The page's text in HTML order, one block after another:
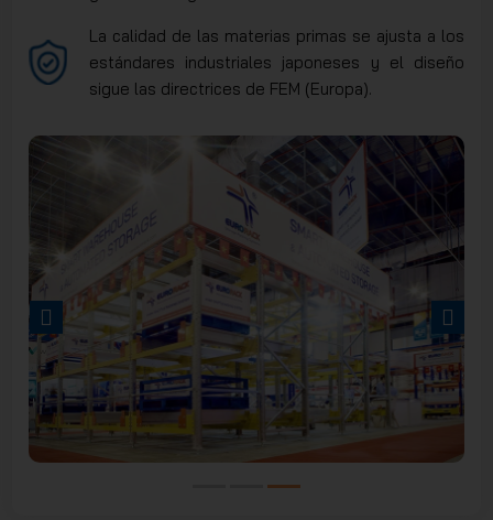
La calidad de las materias primas se ajusta a los
estándares industriales japoneses y el diseño
sigue las directrices de FEM (Europa).
PREVIOUS NEXT